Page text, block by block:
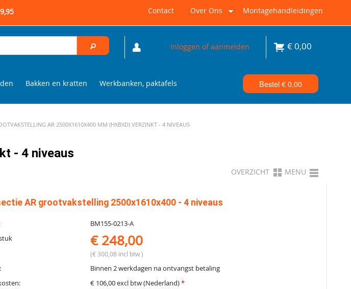
Contact Over Ons Montagehandleidingen
Inloggen of aanmelden €0,00
Bakken en kratten Werkbanken, paktafels Bestel €0,00
AR 2500X1610X400 MM (HXBXD) VERZINKT - 4 NIVEAUS
- 4 niveaus
OVERZICHT MENU
AR grootvakstelling 2500x1610x400 - 4 niveaus
BM155-0213-A
€ 248,00
(€ 300,08 incl btw )
Binnen 2 werkdagen na ontvangst betaling
€ 106,00 excl btw (Nederland)*